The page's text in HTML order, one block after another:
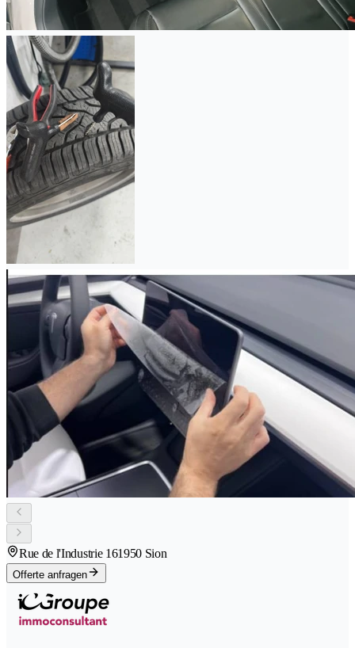
Rue de l'Industrie 161950 Sion
Offerte anfragen